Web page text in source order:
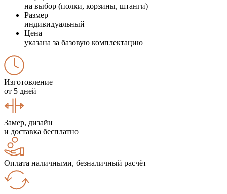
на выбор (полки, корзины, штанги)
Размер
индивидуальный
Цена
указана за базовую комплектацию
Изготовление
от 5 дней
Замер, дизайн
и доставка бесплатно
Оплата наличными, безналичный расчёт